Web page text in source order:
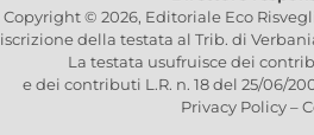
Copyright © 2026, Editoriale Eco
iscrizione della testata al Trib. di
La testata usufruisce dei
e dei contributi L.R. n. 18 del 25/06/
Privacy Policy–